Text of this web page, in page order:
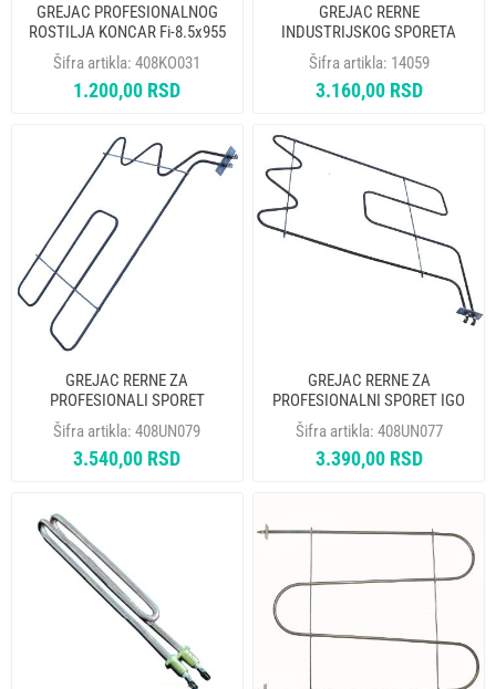
GREJAC PROFESIONALNOG
ROSTILJA KONCAR Fi-8.5x955
mm 230V 1100W
ELEKTROTERMIJA
Šifra artikla:408KO031
1.200,00 RSD
GREJAC RERNE
INDUSTRIJSKOG SPORETA
KOVINSTROJ 2500W IGO-UZI
ELEKTROTERMIJA
Šifra artikla: 14059
3.160,00 RSD
GREJAC RERNE ZA
PROFESIONALI SPORET
KOVINOSTROJ IGO UZI 2500W
SRECKO 4025
Šifra artikla:408UN079
3.540,00 RSD
GREJAC RERNE ZA
PROFESIONALNI SPORET IGO
SIRI 2500W SRECKO 4042
Šifra artikla: 408UN077
3.390,00 RSD